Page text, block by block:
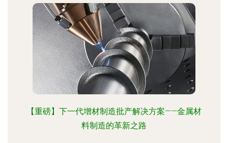
【重磅】下一代增材制造批产解决方案——金属材
料制造的革新之路